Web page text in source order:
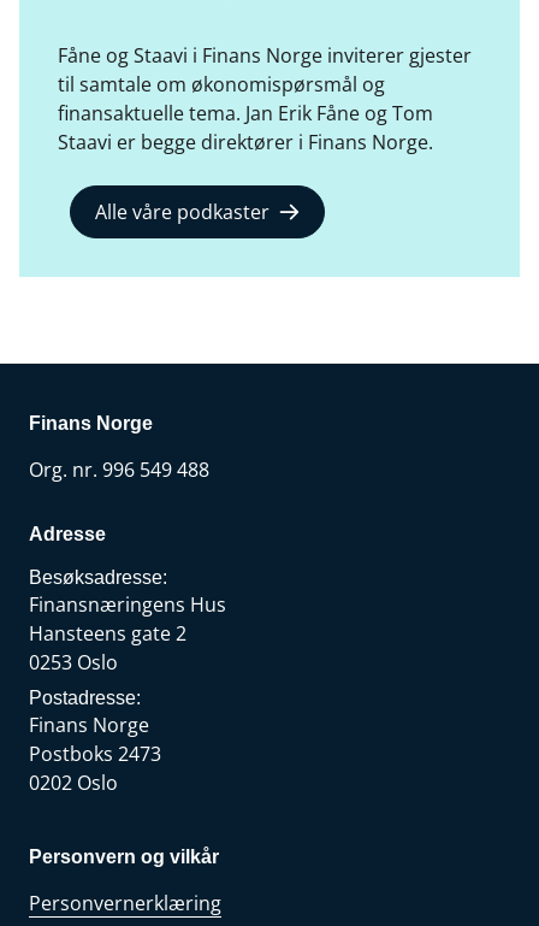
Fåne og Staavi i Finans Norge inviterer gjester
til samtale om økonomispørsmål og
finansaktuelle tema. Jan Erik Fåne og Tom
Staavi er begge direktører i Finans Norge.
Alle våre podkaster
Finans Norge
Org. nr. 996 549 488
Adresse
Besøksadresse:
Finansnæringens Hus
Hansteens gate 2
0253 Oslo
Postadresse:
Finans Norge
Postboks 2473
0202 Oslo
Personvern og vilkår
Personvernerklæring